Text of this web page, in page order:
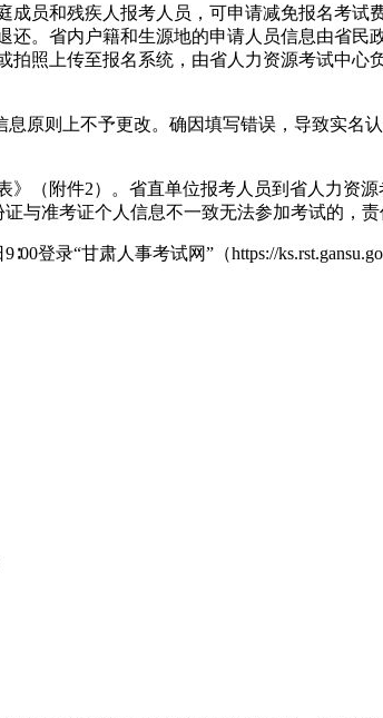
员和残疾人报考人员，可申请减免报名考试
。省内户籍和生源地的申请人员信息由省民
照上传至报名系统，由省人力资源考试中心
原则上不予更改。确因填写错误，导致实名
（附件2）。省直单位报考人员到省人力资
与准考证个人信息不一致无法参加考试的，责
登录“甘肃人事考试网”（https://